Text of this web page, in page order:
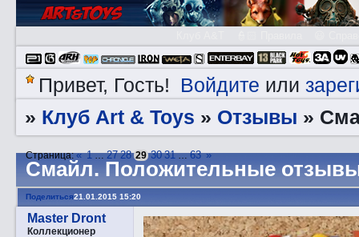
Привет, Гость! Войдите или
» Клуб Art & Toys » Отзывы »
Смaйл. Положительные
Страница:« 1 … 27 28 29 30 31 … 63 »
Поделиться21.01.2015 15:20
Master Dront
Коллекционер